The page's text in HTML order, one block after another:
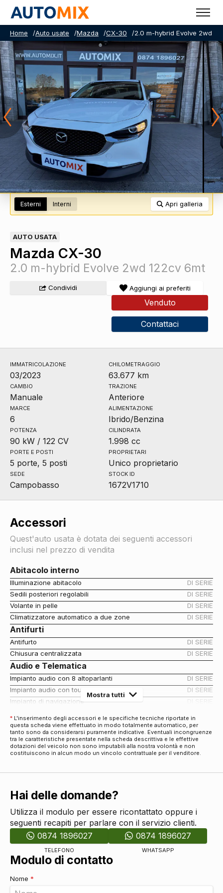
Home /Auto usate /Mazda /CX-30 /2.0 m-hybrid Evolve 2wd
Esterni Interni Apri galleria
AUTO USATA
Mazda CX-30
2.0 m-hybrid Evolve 2wd 122cv 6mt
Condividi Aggiungi ai preferiti
Venduto
Contattaci
IMMATRICOLAZIONE
03/2023
CHILOMETRAGGIO
63.677 km
CAMBIO
Manuale
TRAZIONE
Anteriore
MARCE
6
ALIMENTAZIONE
Ibrido/Benzina
POTENZA
90 kW / 122 CV
CILINDRATA
1.998 cc
PORTE E POSTI
5 porte, 5 posti
PROPRIETARI
Unico proprietario
SEDE
Campobasso
STOCK ID
1672V1710
Accessori
Quest'auto usata è dotata dei seguenti accessori
inclusi nel prezzo di vendita
Abitacolo interno
Illuminazione abitacolo
DI SERIE
Sedili posteriori regolabili
DI SERIE
Volante in pelle
DI SERIE
Climatizzatore automatico a due zone
DI SERIE
Antifurti
Antifurto
DI SERIE
Chiusura centralizzata
DI SERIE
Audio e Telematica
Impianto audio con 8 altoparlanti
DI SERIE
Impianto audio con touchscreen
DI SERIE
Impianto di navigazione
Impianto audio con radio digitale dab
DI SERIE
Cerchi
Cerchi in lega da 16 DI SERIE
Connessione ios - android DI SERIE
Paraurti in tinta
Specchietti retrovisori elettrici - riscaldabili
DI SERIE
Fari
Fari automatici
DI SERIE
Fari automatici e sensore pioggia
Luci diurne
Interni
Mostra tutti
* L'inserimento degli accessori e le specifiche tecniche riportate in
questa scheda viene effettuato in modo totalmente automatico, per
tanto sono da considerarsi puramente indicative. Eventuali incongruenze
tra le caratteristiche presentate nella scheda descrittiva e le effettive
dotazioni del veicolo non sono imputabili alla nostra volontà e non
costituiscono in alcun modo un vincolo contrattuale per il venditore.
Hai delle domande?
Utilizza il modulo per essere ricontattato oppure i
seguenti recapiti per parlare con il servizio clienti.
0874 1896027
TELEFONO
0874 1896027
WHATSAPP
Modulo di contatto
Nome *